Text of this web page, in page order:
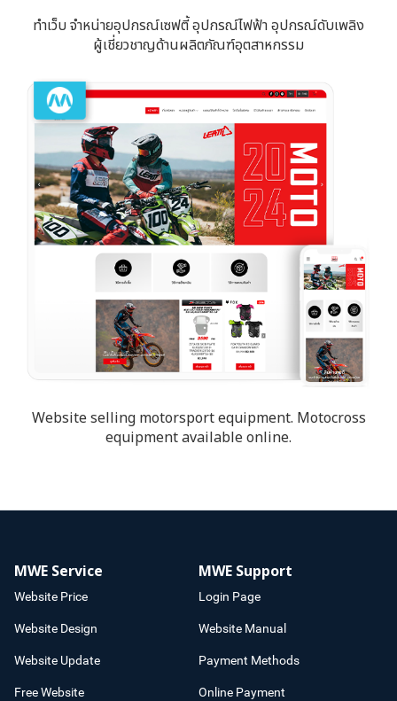
ทำเว็บ จำหน่ายอุปกรณ์เซฟตี้ อุปกรณ์ไฟฟ้า อุปกรณ์ดับเพลิง
ผู้เชี่ยวชาญด้านผลิตภัณฑ์อุตสาหกรรม
Website selling motorsport equipment. Motocross
equipment available online.
MWE Service
Website Price
Website Design
Website Update
Free Website
MWE Support
Login Page
Website Manual
Payment Methods
Online Payment